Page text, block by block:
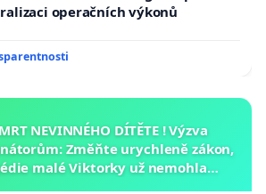
operačních výkonů
NEVINNÉHO DÍTĚTE ! Výzva
Změňte urychleně zákon,
malé Viktorky už nemohla